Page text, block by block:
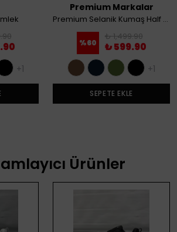
+1
Premium Markalar
Premium Selanik Kumaş Half Zip Sweatshirt
%60
₺ 1,499.90
₺ 599.90
+1
SEPETE EKLE
Ürünler